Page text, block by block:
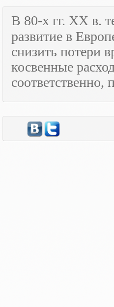
В 80-х гг. XX в.
развитие в
снизить потери
косвенные
соответственно,